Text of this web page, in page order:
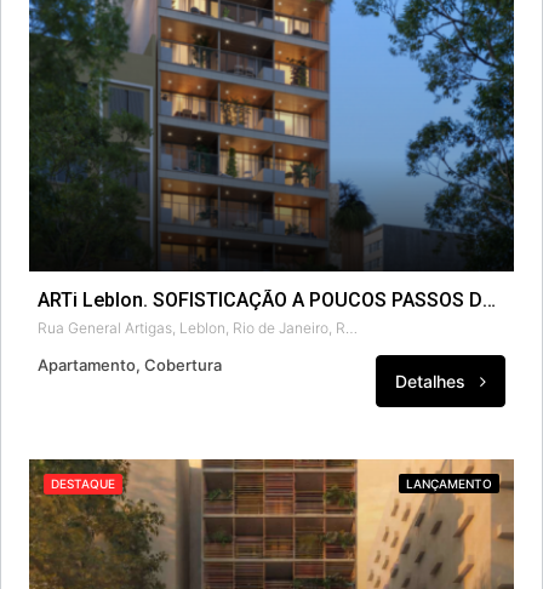
ARTi Leblon. SOFISTICAÇÃO A POUCOS PASSOS DO MAR.
Apartamento, Cobertura
Detalhes
DESTAQUE LANÇAMENTO